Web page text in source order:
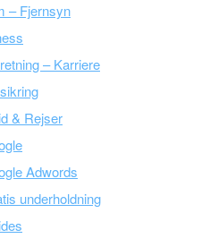
– Fjernsyn
– Karriere
& Rejser
Adwords
underholdning